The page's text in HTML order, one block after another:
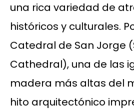
una rica variedad de
históricos y culturales.
Catedral de San Jorge
Cathedral), una de las
madera más altas del
hito arquitectónico